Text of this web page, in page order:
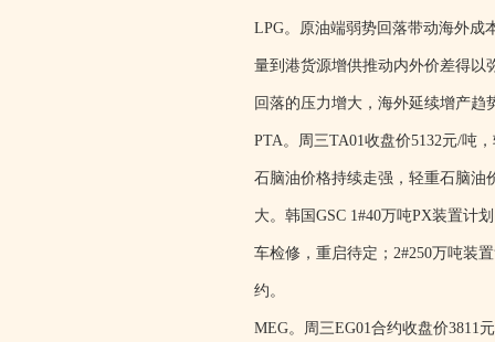
LPG。原油端弱势回落带动海外成
量到港货源增供推动内外价差得以
回落的压力增大，海外延续增产趋
PTA。周三TA01收盘价5132元/吨
石脑油价格持续走强，轻重石脑油
大。韩国GSC 1#40万吨PX装置计
车检修，重启待定；2#250万吨装
约。
MEG。周三EG01合约收盘价3811